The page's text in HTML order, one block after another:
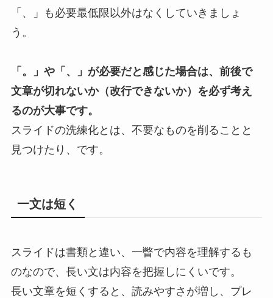
「、」も必要最低限以外はなくしていきましょ
う。
「。」や「、」が必要だと感じた場合は、前後で
文章が切れないか（改行できないか）を必ず考え
るのが大事です。
スライドの洗練化とは、不要なものを削ることと
見つけたり、です。
一文は短く
スライドは書類と違い、一瞥で内容を理解するも
のなので、長い文は内容を把握しにくいです。
長い文章を短くすると、読みやすさが増し、プレ